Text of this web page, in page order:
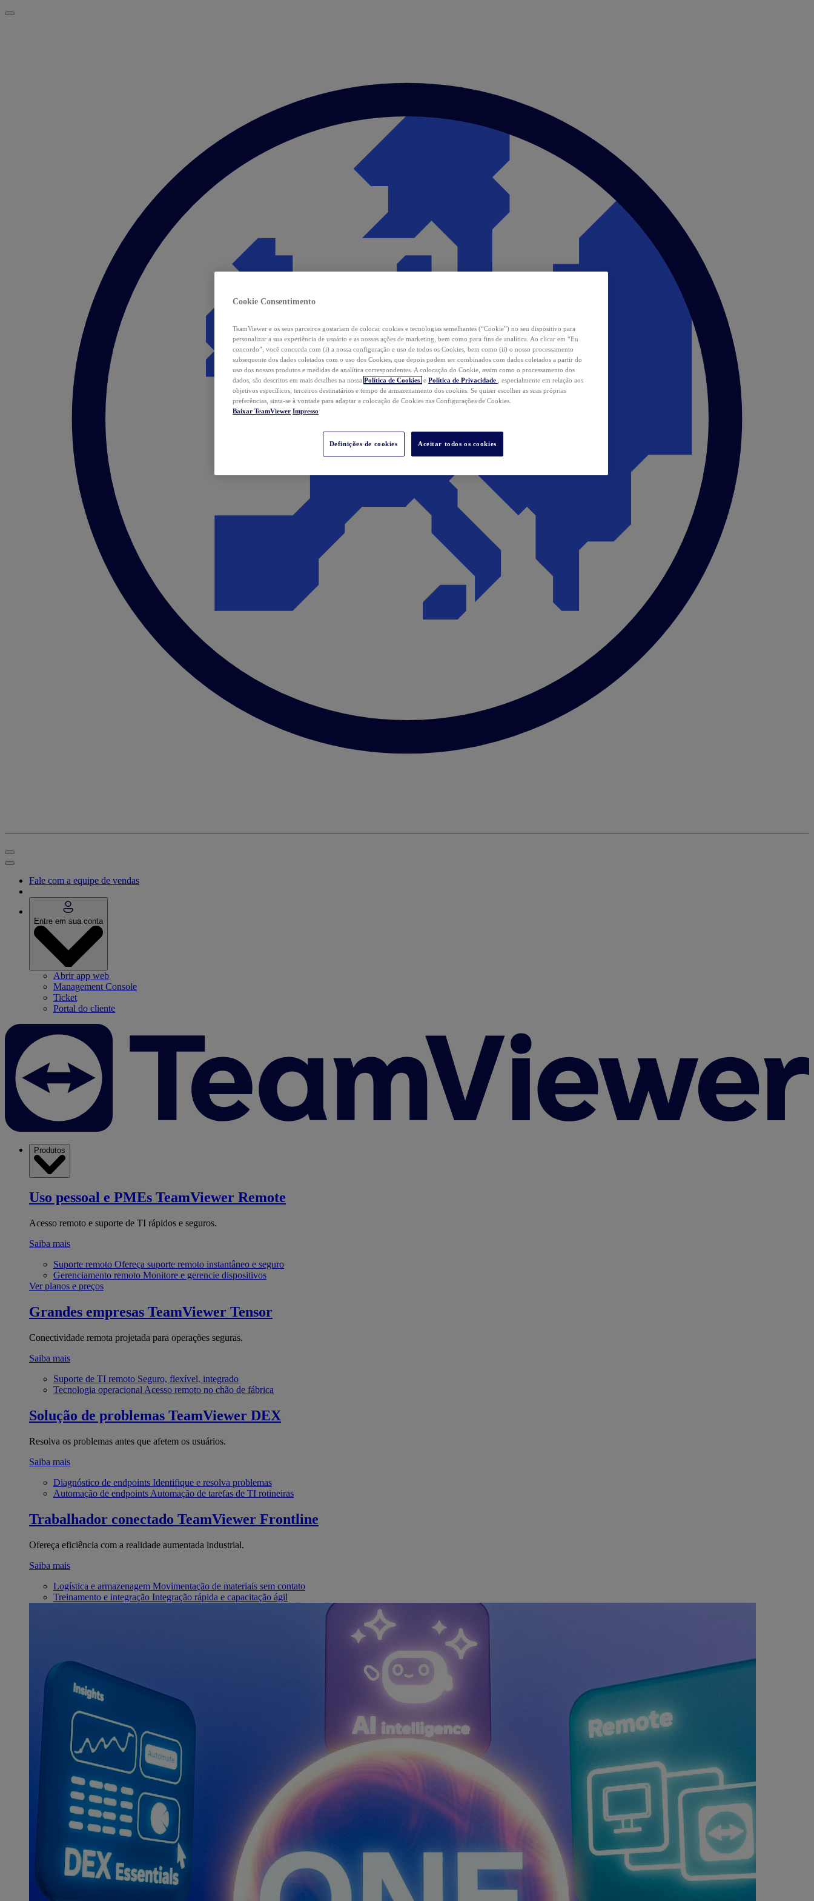
Fale com a equipe de vendas
Entre em sua conta
Abrir app web
Management Console
Ticket
Portal do cliente
Produtos
Uso pessoal e PMEs TeamViewer Remote
Acesso remoto e suporte de TI rápidos e seguros.
Saiba mais
Suporte remoto Ofereça suporte remoto instantâneo e seguro
Gerenciamento remoto Monitore e gerencie dispositivos
Ver planos e preços
Grandes empresas TeamViewer Tensor
Conectividade remota projetada para operações seguras.
Saiba mais
Suporte de TI remoto Seguro, flexível, integrado
Tecnologia operacional Acesso remoto no chão de fábrica
Solução de problemas TeamViewer DEX
Resolva os problemas antes que afetem os usuários.
Saiba mais
Diagnóstico de endpoints Identifique e resolva problemas
Automação de endpoints Automação de tarefas de TI rotineiras
Trabalhador conectado TeamViewer Frontline
Ofereça eficiência com a realidade aumentada industrial.
Saiba mais
Logística e armazenagem Movimentação de materiais sem contato
Treinamento e integração Integração rápida e capacitação ágil
Cookie Consentimento
TeamViewer e os seus parceiros gostariam de colocar cookies e tecnologias semelhantes (“Cookie”) no seu dispositivo para
personalizar a sua experiência de usuário e as nossas ações de marketing, bem como para fins de analítica. Ao clicar em “Eu
concordo”, você concorda com (i) a nossa configuração e uso de todos os Cookies, bem como (ii) o nosso processamento
subsequente dos dados coletados com o uso dos Cookies, que depois podem ser combinados com dados coletados a partir do
uso dos nossos produtos e medidas de analítica correspondentes. A colocação do Cookie, assim como o processamento dos
dados, são descritos em mais detalhes na nossa Política de Cookies e Política de Privacidade
, especialmente em relação aos
objetivos específicos, terceiros destinatários e tempo de armazenamento dos cookies. Se quiser escolher as suas próprias
preferências, sinta-se à vontade para adaptar a colocação de Cookies nas Configurações de Cookies.
Baixar TeamViewer Impresso
Definições de cookies Aceitar todos os cookies